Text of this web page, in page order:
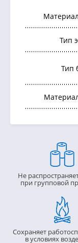
Тип
Тип
Не
при групповой
Сохраняет
в условиях